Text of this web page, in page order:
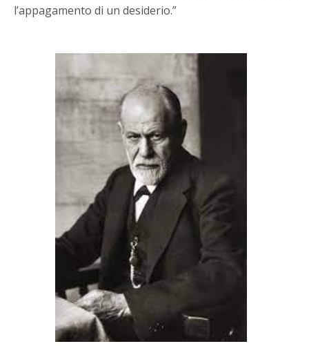
l’appagamento di un desiderio.”